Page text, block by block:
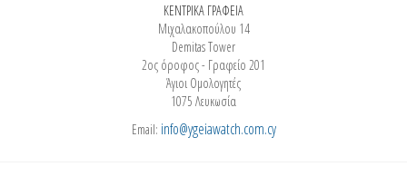
ΚΕΝΤΡΙΚΑ ΓΡΑΦΕΙΑ
Μιχαλακοπούλου 14
Demitas Tower
2ος όροφος - Γραφείο 201
Άγιοι Ομολογητές
1075 Λευκωσία
Email: info@ygeiawatch.com.cy